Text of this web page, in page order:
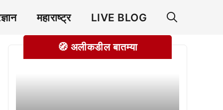
महाराष्ट्र LIVE BLOG
🧭 अलीकडील बातम्या